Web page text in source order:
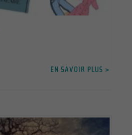
EN SAVOIR PLUS >